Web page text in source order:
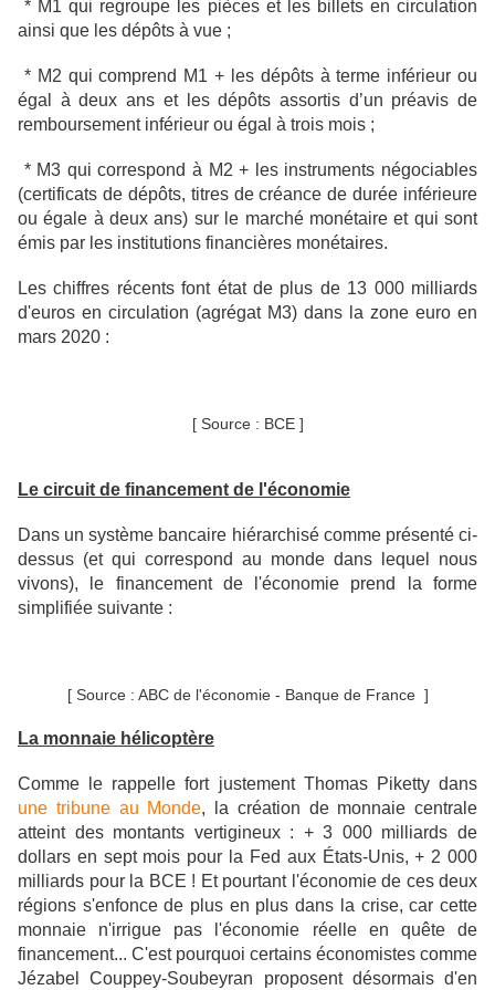
* M1 qui regroupe les pièces et les billets en circulation
ainsi que les dépôts à vue ;
* M2 qui comprend M1 + les dépôts à terme inférieur ou
égal à deux ans et les dépôts assortis d’un préavis de
remboursement inférieur ou égal à trois mois ;
* M3 qui correspond à M2 + les instruments négociables
(certificats de dépôts, titres de créance de durée inférieure
ou égale à deux ans) sur le marché monétaire et qui sont
émis par les institutions financières monétaires.
Les chiffres récents font état de plus de 13 000 milliards
d'euros en circulation (agrégat M3) dans la zone euro en
mars 2020 :
[ Source : BCE ]
Le circuit de financement de l'économie
Dans un système bancaire hiérarchisé comme présenté ci-
dessus (et qui correspond au monde dans lequel nous
vivons), le financement de l'économie prend la forme
simplifiée suivante :
[ Source : ABC de l'économie - Banque de France ]
La monnaie hélicoptère
Comme le rappelle fort justement Thomas Piketty dans
une tribune au Monde, la création de monnaie centrale
atteint des montants vertigineux : + 3 000 milliards de
dollars en sept mois pour la Fed aux États-Unis, + 2 000
milliards pour la BCE ! Et pourtant l'économie de ces deux
régions s'enfonce de plus en plus dans la crise, car cette
monnaie n'irrigue pas l'économie réelle en quête de
financement... C'est pourquoi certains économistes comme
Jézabel Couppey-Soubeyran proposent désormais d'en